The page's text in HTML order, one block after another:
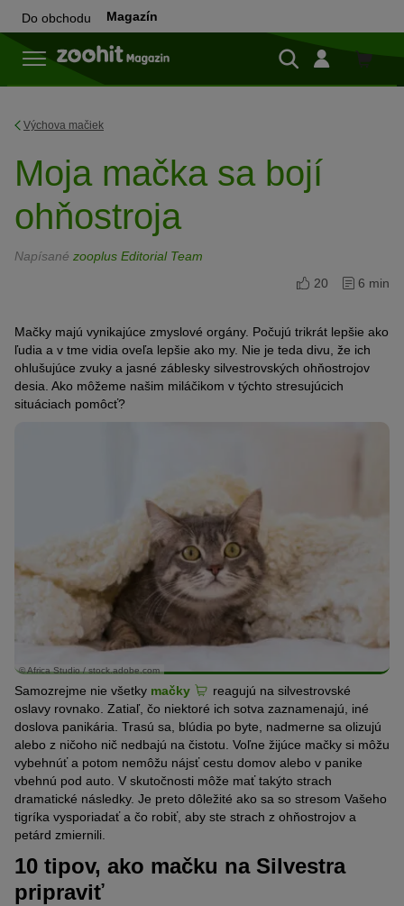
Do obchodu Magazín
Do
Výchova mačiek
Moja mačka sa bojí
ohňostroja
Napísané zooplus Editorial Team
20
6 min
Mačky majú vynikajúce zmyslové orgány. Počujú trikrát lepšie ako
ľudia a v tme vidia oveľa lepšie ako my. Nie je teda divu, že ich
ohlušujúce zvuky a jasné záblesky silvestrovských ohňostrojov
desia. Ako môžeme našim miláčikom v týchto stresujúcich
situáciach pomôcť?
© Africa Studio / stock.adobe.com
Samozrejme nie všetky mačky
reagujú na silvestrovské
oslavy rovnako. Zatiaľ, čo niektoré ich sotva zaznamenajú, iné
doslova panikária. Trasú sa, blúdia po byte, nadmerne sa olizujú
alebo z ničoho nič nedbajú na čistotu. Voľne žijúce mačky si môžu
vybehnúť a potom nemôžu nájsť cestu domov alebo v panike
vbehnú pod auto. V skutočnosti môže mať takýto strach
dramatické následky. Je preto dôležité ako sa so stresom Vašeho
tigríka vysporiadať a čo robiť, aby ste strach z ohňostrojov a
petárd zmiernili.
10 tipov, ako mačku na Silvestra
pripraviť